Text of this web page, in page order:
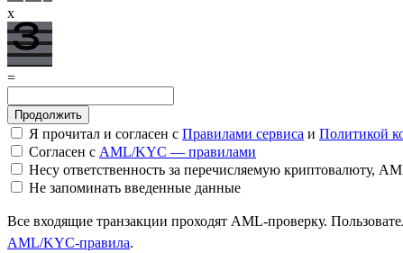
x
=
Я прочитал и согласен с Правилами сервиса и Политикой
Согласен с AML/KYC — правилами
Несу ответственность за перечисляемую криптовалюту,
Не запоминать введенные данные
Все входящие транзакции проходят AML-проверку.
AML/KYC-правила.